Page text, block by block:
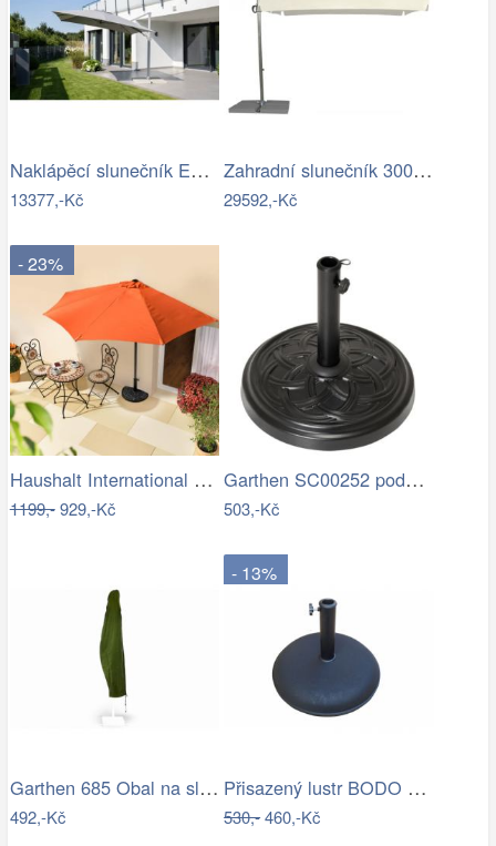
Naklápěcí slunečník EASY TURN 300x300…
13377,-Kč
Zahradní slunečník 300 x 300 cm
29592,-Kč
- 23%
Haushalt International Slunečník…
1199,-929,-Kč
Garthen SC00252 podstavec na slunečník…
503,-Kč
Garthen 685 Obal na slunečník s…
492,-Kč
- 13%
Přisazený lustr BODO 1xE27/60W/230V…
530,-460,-Kč